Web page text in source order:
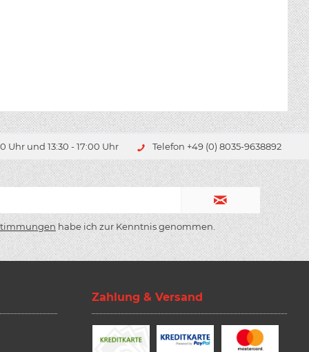
Uhr und 13:30 - 17:00 Uhr Telefon +49 (0) 8035-9638892
habe ich zur Kenntnis genommen.
Zahlung & Versand